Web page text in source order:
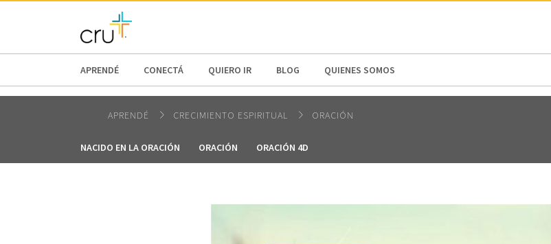
AFRICA
APRENDÉ CONECTÁ QUIERO IR BLOG QUIENES SOMOS
APRENDÉ CRECIMIENTO ESPIRITUAL ORACIÓN
NACIDO EN LA ORACIÓN ORACIÓN ORACIÓN 4D